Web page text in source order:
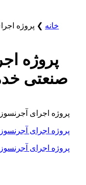
خانه ❯ پروژه
پروژه
صنعتی